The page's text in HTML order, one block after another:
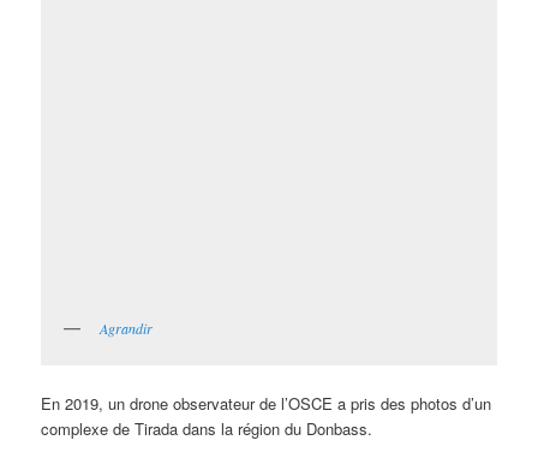
Agrandir
En 2019, un drone observateur de l’OSCE a pris des photos d’un
complexe de Tirada dans la région du Donbass.